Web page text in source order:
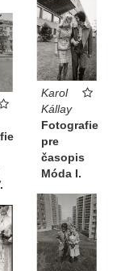
Karol
Kállay
Fotografie
pre
časopis
Móda I.